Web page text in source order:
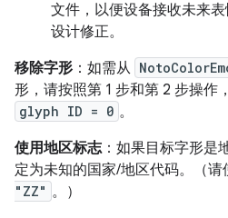
文件，以便设备接收未来
设计修正。
移除字形 ：如需从
形，请按照第 1 步和第 2 步操作
glyph ID = 0 。
使用地区标志：如果目标字形是
定为未知的国家/地区代码。（请
"ZZ" 。）